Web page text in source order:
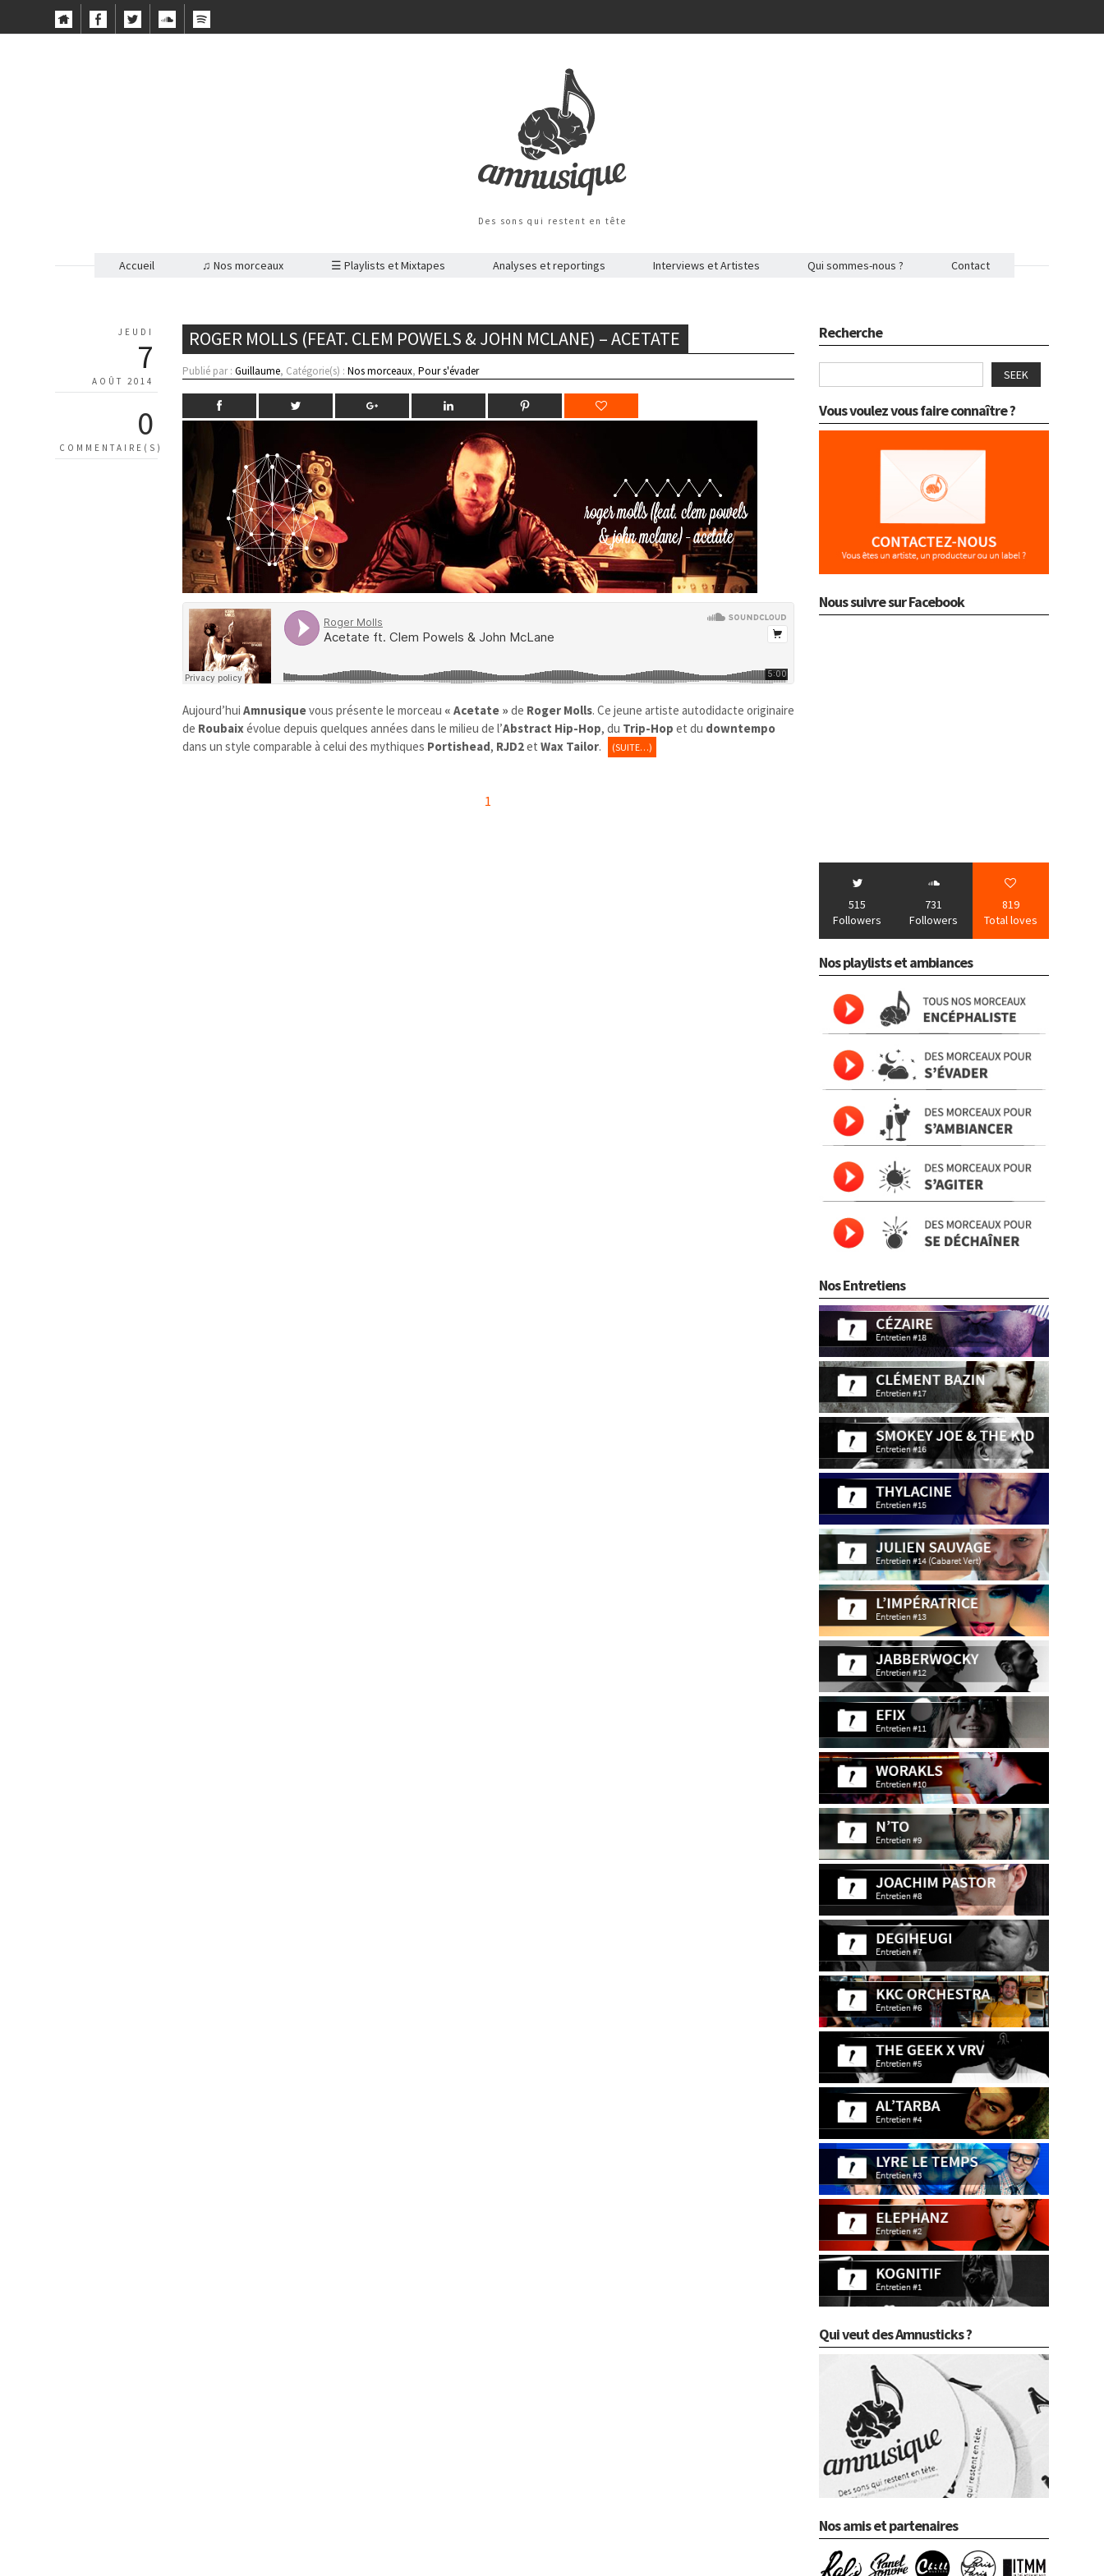
Des sons qui restent en tête
Accueil ♫ Nos morceaux ☰ Playlists et Mixtapes Analyses et reportings Interviews et Artistes Qui sommes-nous ? Contact
JEUDI
7
AOÛT 2014
0
COMMENTAIRE(S)
ROGER MOLLS (FEAT. CLEM POWELS & JOHN MCLANE) – ACETATE
Publié par :Guillaume, Catégorie(s) :Nos morceaux,Pour s'évader
Aujourd’huiAmnusiquevous présente le morceau « Acetate » de Roger Molls. Ce jeune artiste autodidacte originaire
de Roubaix évolue depuis quelques années dans le milieu de l’Abstract Hip-Hop, du Trip-Hop et du downtempo
dans un style comparable à celui des mythiques Portishead, RJD2etWax Tailor. (SUITE…)
1
Recherche
SEEK
Vous voulez vous faire connaître ?
Nous suivre sur Facebook
515
Followers
731
Followers
819
Total loves
Nos playlists et ambiances
Nos Entretiens
Qui veut des Amnusticks ?
Nos amis et partenaires